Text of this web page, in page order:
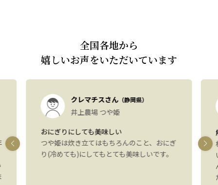
全国各地から
嬉しいお声をいただいています
クレマチスさん（静岡県）
井上農場 つや姫
おにぎりにしても美味しい
つや姫は炊き立てはもちろんのこと、おにぎ
り(冷めても)にしてもとても美味しいです。